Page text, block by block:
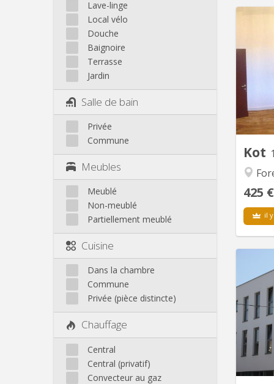
Lave-linge
Local vélo
Douche
Baignoire
Terrasse
Jardin
Salle de bain
Privée
Commune
Meubles
Meublé
Non-meublé
Partiellement meublé
Cuisine
Dans la chambre
Commune
Privée (pièce distincte)
Chauffage
Central
Central (privatif)
Convecteur au gaz
Kot
425 €
il
et